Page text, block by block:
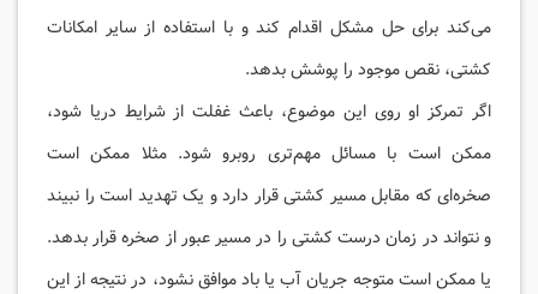
می‌کند برای حل مشکل اقدام کند و با استفاده از سایر امکانات
کشتی، نقص موجود را پوشش بدهد.
اگر تمرکز او روی این موضوع، باعث غفلت از شرایط دریا شود،
ممکن است با مسائل مهم‌تری روبرو شود. مثلا ممکن است
صخره‌ای که مقابل مسیر کشتی قرار دارد و یک تهدید است را نبیند
و نتواند در زمان درست کشتی را در مسیر عبور از صخره قرار بدهد.
یا ممکن است متوجه جریان آب یا باد موافق نشود، در نتیجه از این